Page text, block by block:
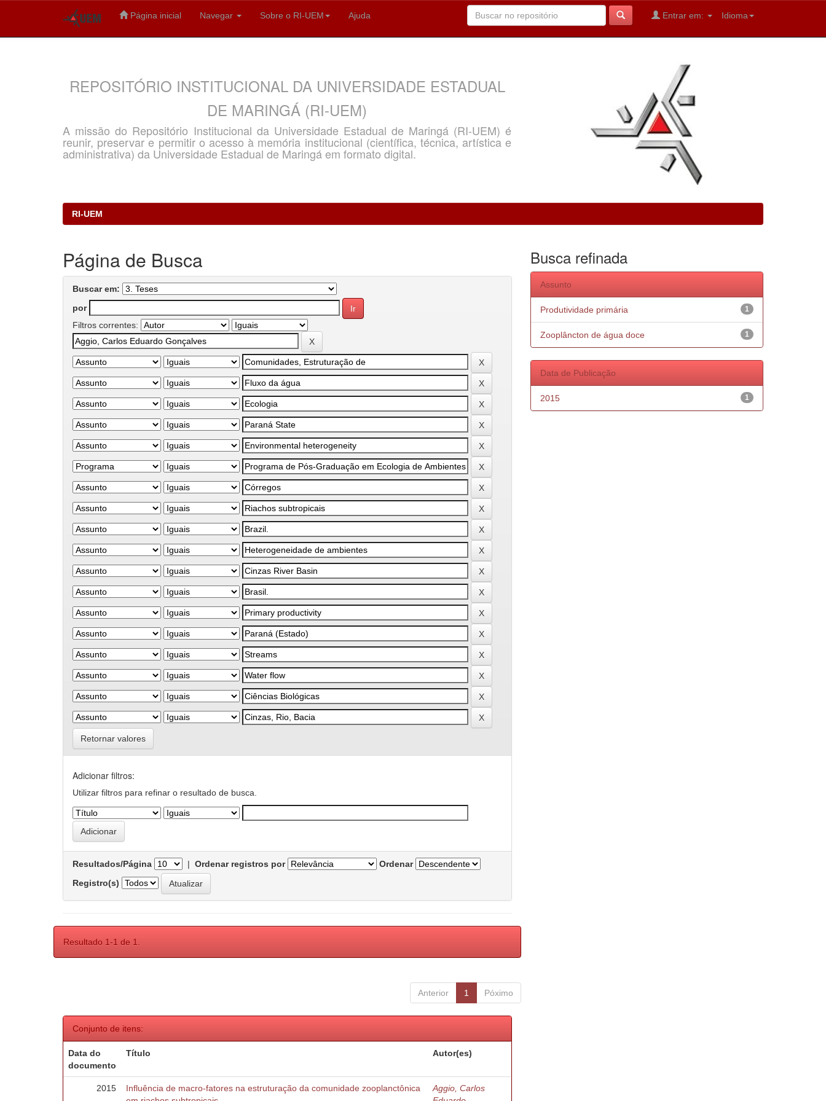
Página inicial Navegar Sobre o RI-UEM Ajuda Idioma
Entrar em:
REPOSITÓRIO INSTITUCIONAL DA UNIVERSIDADE ESTADUAL
DE MARINGÁ (RI-UEM)
A missão do Repositório Institucional da Universidade Estadual de Maringá (RI-UEM) é
reunir, preservar e permitir o acesso à memória institucional (científica, técnica, artística e
administrativa) da Universidade Estadual de Maringá em formato digital.
RI-UEM
Página de Busca
Buscar em:
por
Filtros correntes:
Retornar valores
Adicionar filtros:
Utilizar filtros para refinar o resultado de busca.
Resultados/Página | Ordenar registros por
Ordenar
Registro(s)
Resultado 1-1 de 1.
Anterior 1 Póximo
Conjunto de itens:
Data do
documento
Título Autor(es)
2015
Influência de macro-fatores na estruturação da comunidade zooplanctônica
Aggio, Carlos
Busca refinada
Assunto
1
Produtividade primária
1
Zooplâncton de água doce
Data de Publicação
1
2015